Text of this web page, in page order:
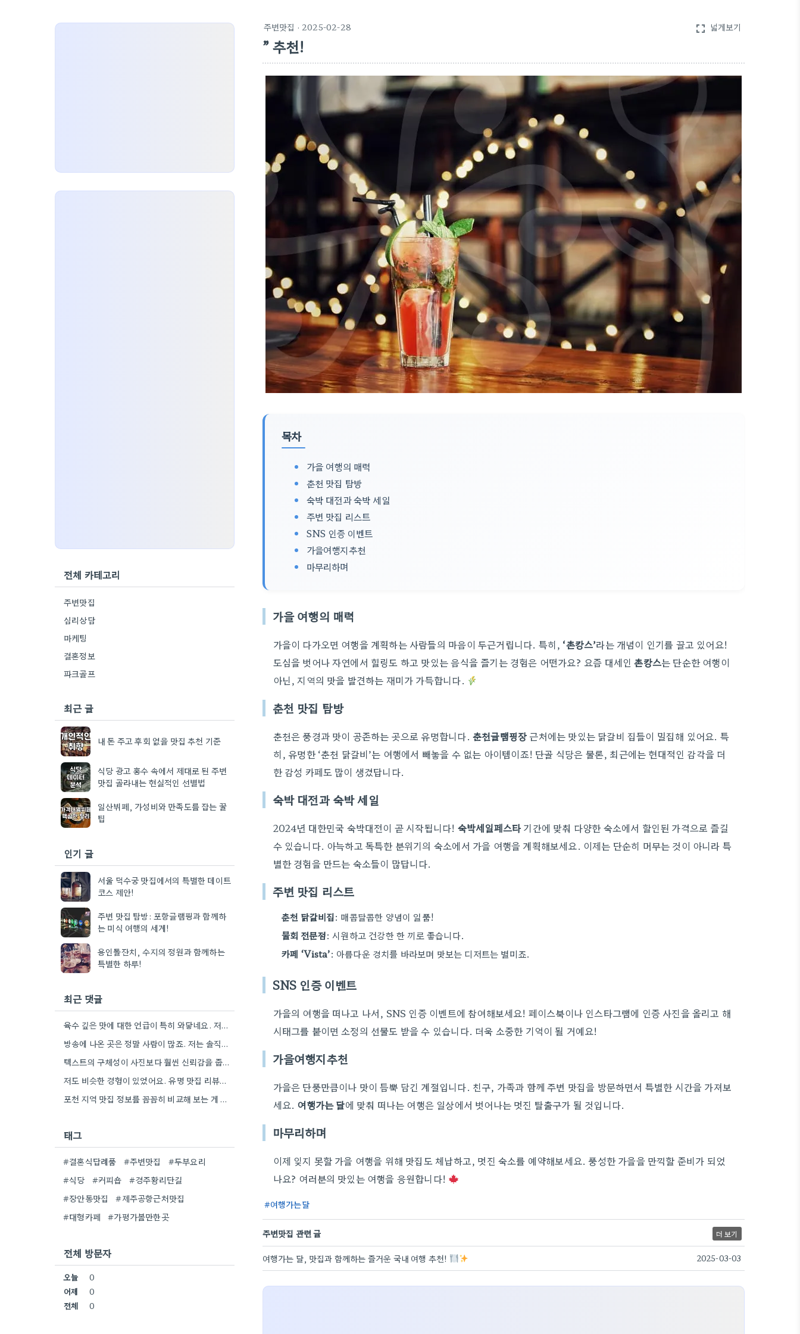
주변맛집 · 2025-02-28 fullscreen 넓게보기
” 추천!
목차
가을 여행의 매력
춘천 맛집 탐방
숙박 대전과 숙박 세일
주변 맛집 리스트
SNS 인증 이벤트
가을여행지추천
마무리하며
가을 여행의 매력
가을이 다가오면 여행을 계획하는 사람들의 마음이 두근거립니다. 특히, ‘촌캉스’라는 개념이 인기를 끌고 있어요!
도심을 벗어나 자연에서 힐링도 하고 맛있는 음식을 즐기는 경험은 어떤가요? 요즘 대세인촌캉스는 단순한 여행이
아닌, 지역의 맛을 발견하는 재미가 가득합니다.
춘천 맛집 탐방
춘천은 풍경과 맛이 공존하는 곳으로 유명합니다. 춘천글램핑장 근처에는 맛있는 닭갈비 집들이 밀집해 있어요. 특
히, 유명한 ‘춘천 닭갈비’는 여행에서 빼놓을 수 없는 아이템이죠! 단골 식당은 물론, 최근에는 현대적인 감각을 더
한 감성 카페도 많이 생겼답니다.
숙박 대전과 숙박 세일
2024년 대한민국 숙박대전이 곧 시작됩니다! 숙박세일페스타 기간에 맞춰 다양한 숙소에서 할인된 가격으로 즐길
수 있습니다. 아늑하고 독특한 분위기의 숙소에서 가을 여행을 계획해보세요. 이제는 단순히 머무는 것이 아니라 특
별한 경험을 만드는 숙소들이 많답니다.
주변 맛집 리스트
춘천 닭갈비집: 매콤달콤한 양념이 일품!
물회 전문점: 시원하고 건강한 한 끼로 좋습니다.
카페 ‘Vista’: 아름다운 경치를 바라보며 맛보는 디저트는 별미죠.
SNS 인증 이벤트
가을의 여행을 떠나고 나서, SNS 인증 이벤트에 참여해보세요! 페이스북이나 인스타그램에 인증 사진을 올리고 해
시태그를 붙이면 소정의 선물도 받을 수 있습니다. 더욱 소중한 기억이 될 거예요!
가을여행지추천
가을은 단풍만큼이나 맛이 듬뿍 담긴 계절입니다. 친구, 가족과 함께 주변 맛집을 방문하면서 특별한 시간을 가져보
세요. 여행가는 달에 맞춰 떠나는 여행은 일상에서 벗어나는 멋진 탈출구가 될 것입니다.
마무리하며
이제 잊지 못할 가을 여행을 위해 맛집도 체납하고, 멋진 숙소를 예약해보세요. 풍성한 가을을 만끽할 준비가 되었
나요? 여러분의 맛있는 여행을 응원합니다!
여행가는달
주변맛집 관련 글 더 보기
여행가는 달, 맛집과 함께하는 즐거운 국내 여행 추천! 2025-03-03
전체 카테고리
주변맛집
심리상담
마케팅
결혼정보
파크골프
최근 글
내 돈 주고 후회 없을 맛집 추천 기준
식당 광고 홍수 속에서 제대로 된 주변
맛집 골라내는 현실적인 선별법
일산뷔페, 가성비와 만족도를 잡는 꿀
팁
인기 글
서울 덕수궁 맛집에서의 특별한 데이트
코스 제안!
주변 맛집 탐방: 포항글램핑과 함께하
는 미식 여행의 세계!
용인돌잔치, 수지의 정원과 함께하는
특별한 하루!
최근 댓글
육수 깊은 맛에 대한 언급이 특히 와닿네요. 저도 음식을 먹을 때 육수의 깊은 맛을 중요하게…
방송에 나온 곳은 정말 사람이 많죠. 저는 솔직히 메뉴 자체의 품질이 더 중요하다고 생각해요.
텍스트의 구체성이 사진보다 훨씬 신뢰감을 줍니다. 특히 사장님이 직접 요리하는 곳을 찾는 게 좋은 전략인…
저도 비슷한 경험이 있었어요. 유명 맛집 리뷰만 보다가, 동네 맛집에서 훨씬 더 맛있는 음식을 먹고…
포천 지역 맛집 정보를 꼼꼼히 비교해 보는 게 정말 좋은 팁 같아요. 특히 커뮤니티 언급…
태그
#결혼식답례품 #주변맛집
#두부요리
#식당
#커피숍
#경주황리단길
#장안동맛집
#제주공항근처맛집
#대형카페
#가평가볼만한곳
전체 방문자
오늘
0
어제
0
전체
0